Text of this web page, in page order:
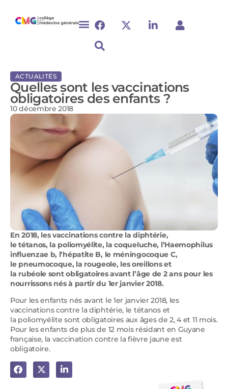
ACTUALITÉS
Quelles sont les vaccinations
obligatoires des enfants ?
10 décembre 2018
En 2018, les vaccinations contre la diphtérie,
le tétanos, la poliomyélite, la coqueluche, l’Haemophilus
influenzae b, l’hépatite B, le méningocoque C,
le pneumocoque, la rougeole, les oreillons et
la rubéole sont obligatoires avant l’âge de 2 ans pour les
nourrissons nés à partir du 1er janvier 2018.
Pour les enfants nés avant le 1er janvier 2018, les
vaccinations contre la diphtérie, le tétanos et
la poliomyélite sont obligatoires aux âges de 2, 4 et 11 mois.
Pour les enfants de plus de 12 mois résidant en Guyane
française, la vaccination contre la fièvre jaune est
obligatoire.